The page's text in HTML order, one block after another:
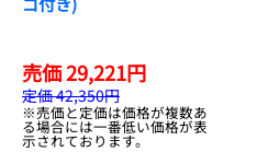
売価 29,221円
定価 42,350円
※売価と定価は価格が複数あ
る場合には一番低い価格が表
示されております。